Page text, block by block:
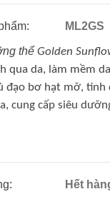
ML2GS
thểGolden
qua da, làm mềm
đạo bơ hạt mỡ,
cung cấp siêu
Hết